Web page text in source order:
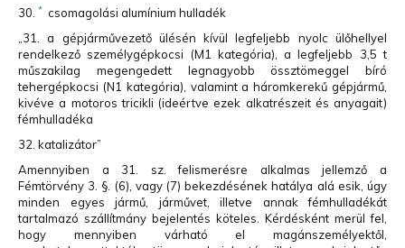
30. * csomagolási alumínium hulladék
„31. a gépjárművezető ülésén kívül legfeljebb nyolc ülőhellyel
rendelkező személygépkocsi (M1 kategória), a legfeljebb 3,5 t
műszakilag megengedett legnagyobb össztömeggel bíró
tehergépkocsi (N1 kategória), valamint a háromkerekű gépjármű,
kivéve a motoros tricikli (ideértve ezek alkatrészeit és anyagait)
fémhulladéka
32. katalizátor”
Amennyiben a 31. sz. felismerésre alkalmas jellemző a
Fémtörvény 3. §. (6), vagy (7) bekezdésének hatálya alá esik, úgy
minden egyes jármű, járművet, illetve annak fémhulladékát
tartalmazó szállítmány bejelentés köteles. Kérdésként merül fel,
hogy mennyiben várható el magánszemélyektől,